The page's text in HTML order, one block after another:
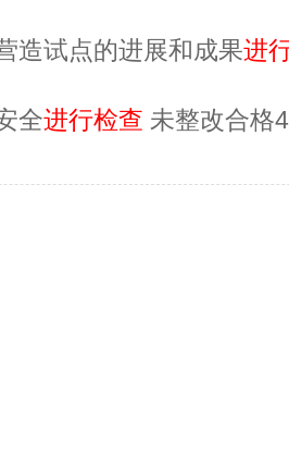
造试点的进展和成果进
全进行检查 未整改合格